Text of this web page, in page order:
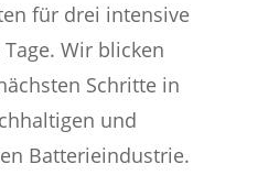
für drei intensive
Wir blicken
Schritte in
und
Batterieindustrie.